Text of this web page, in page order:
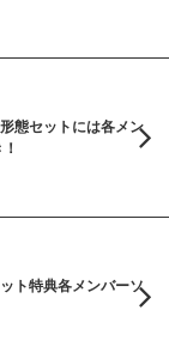
態セットには各メン
ト特典各メンバーソ